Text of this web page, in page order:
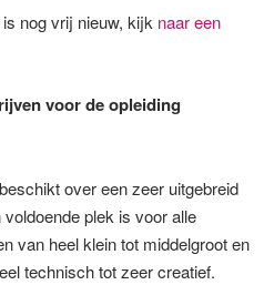
nog vrij nieuw, kijk naar een
voor de opleiding
over een zeer uitgebreid
plek is voor alle
van heel klein tot middelgroot en
technisch tot zeer creatief.